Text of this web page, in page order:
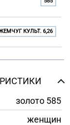
КУЛЬТ. 6,26
золото 585
женщин